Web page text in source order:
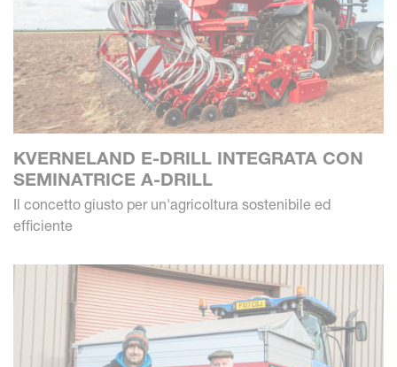
KVERNELAND E-DRILL INTEGRATA CON
SEMINATRICE A-DRILL
Il concetto giusto per un'agricoltura sostenibile ed
efficiente